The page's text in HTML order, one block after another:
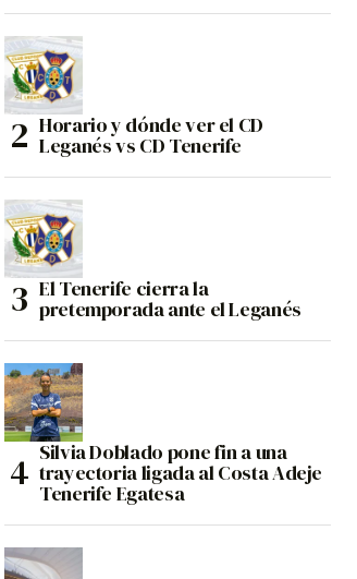
Horario y dónde ver el CD
Leganés vs CD Tenerife
El Tenerife cierra la
pretemporada ante el Leganés
Silvia Doblado pone fin a una
trayectoria ligada al Costa Adeje
Tenerife Egatesa